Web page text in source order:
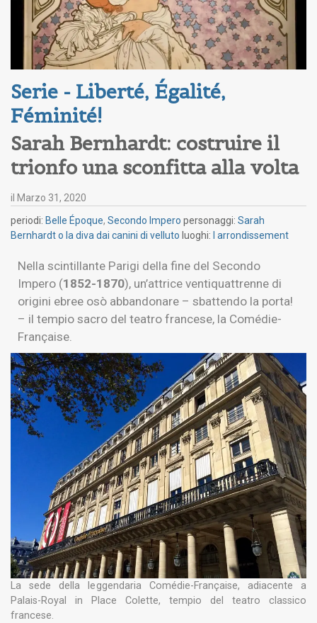
Serie - Liberté, Égalité,
Féminité!
Sarah Bernhardt: costruire il
trionfo una sconfitta alla volta
il Marzo 31, 2020
periodi: Belle Époque, Secondo Impero personaggi: Sarah
Bernhardt o la diva dai canini di velluto luoghi: I arrondissement
Nella scintillante Parigi della fine del Secondo
Impero (1852-1870), un’attrice ventiquattrenne di
origini ebree osò abbandonare – sbattendo la porta!
– il tempio sacro del teatro francese, la Comédie-
Française.
La sede della leggendaria Comédie-Française, adiacente a
Palais-Royal in Place Colette, tempio del teatro classico
francese.